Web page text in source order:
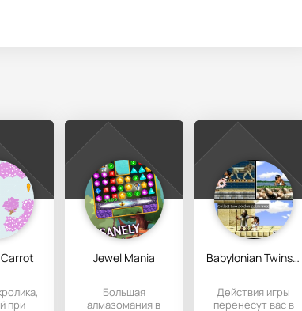
при
Jewel Mania
Большая
алмазомания в
Babylonian Twins Platformer
Действия игры
перенесут вас в